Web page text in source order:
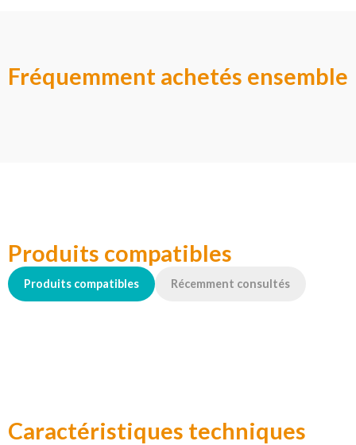
Fréquemment achetés ensemble
Produits compatibles
Produits compatibles Récemment consultés
Caractéristiques techniques